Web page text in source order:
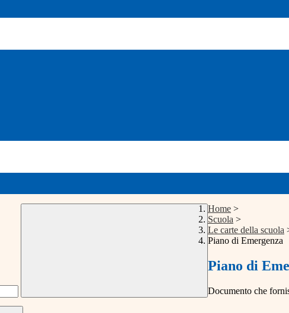
Home >
Scuola >
Le carte della scuola
Piano di Emergenza
Piano di
Documento che